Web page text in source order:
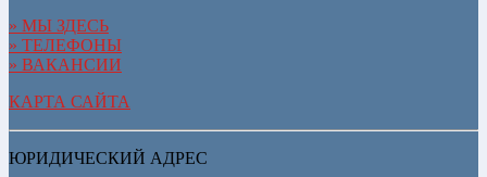
» МЫ ЗДЕСЬ
» ТЕЛЕФОНЫ
» ВАКАНСИИ
КАРТА САЙТА
ЮРИДИЧЕСКИЙ АДРЕС